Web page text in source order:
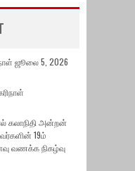
ஜூலை 5, 2026
கலாநிதி அன்றன்
19ம்
வணக்க நிகழ்வு